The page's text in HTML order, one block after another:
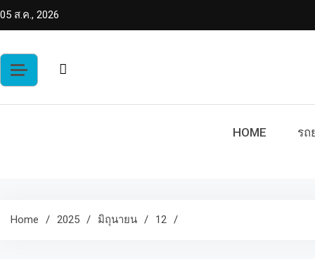
Skip
to
05 ส.ค., 2026
HOME ร
Home 2025 มิถุนายน 12